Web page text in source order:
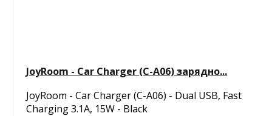
JoyRoom - Car Charger (C-A06) зарядно...
JoyRoom - Car Charger (C-A06) - Dual USB, Fast
Charging 3.1A, 15W - Black